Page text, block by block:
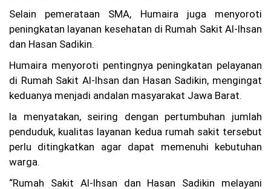
g
s
e
m
ka
ne
ri
m
aa
gg
Selain pemerataan SMA, Humaira juga menyoroti
peningkatan layanan kesehatan di Rumah Sakit Al-Ihsan
dan Hasan Sadikin.
Humaira menyoroti pentingnya peningkatan pelayanan
di Rumah Sakit Al-Ihsan dan Hasan Sadikin, mengingat
keduanya menjadi andalan masyarakat Jawa Barat.
Ia menyatakan, seiring dengan pertumbuhan jumlah
penduduk, kualitas layanan kedua rumah sakit tersebut
perlu ditingkatkan agar dapat memenuhi kebutuhan
warga.
“Rumah Sakit Al-Ihsan dan Hasan Sadikin melayani